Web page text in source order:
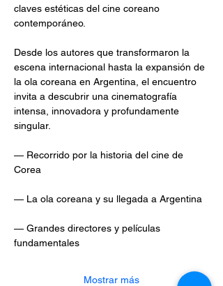
claves estéticas del cine coreano
contemporáneo.
Desde los autores que transformaron la
escena internacional hasta la expansión de
la ola coreana en Argentina, el encuentro
invita a descubrir una cinematografía
intensa, innovadora y profundamente
singular.
— Recorrido por la historia del cine de
Corea
— La ola coreana y su llegada a Argentina
— Grandes directores y películas
fundamentales
Mostrar más